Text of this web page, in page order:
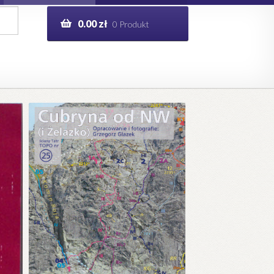
0.00zł 0 Produkt
Help in English